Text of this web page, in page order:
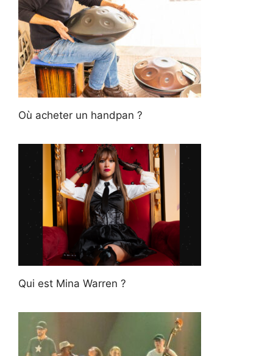
Où acheter un handpan ?
Qui est Mina Warren ?